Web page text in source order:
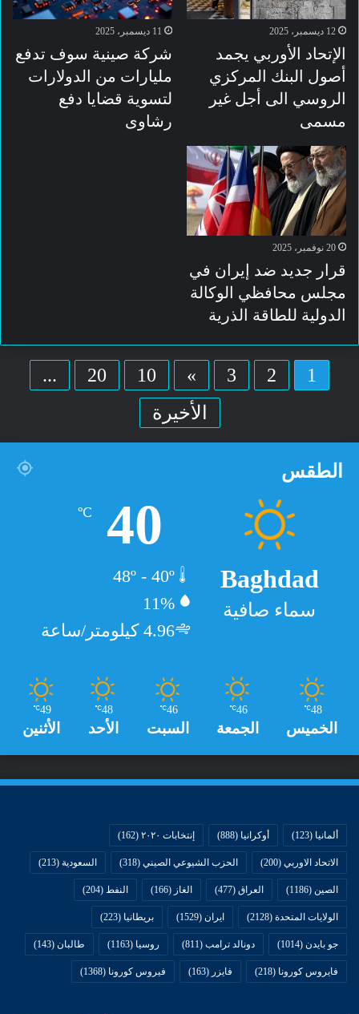
12 ديسمبر، 2025
الإتحاد الأوربي يجمد
أصول البنك المركزي
الروسي الى أجل غير
مسمى
11 ديسمبر، 2025
شركة صينية سوف تدفع
مليارات من الدولارات
لتسوية قضايا دفع
رشاوى
20 نوفمبر، 2025
قرار جديد ضد إيران في
مجلس محافظي الوكالة
الدولية للطاقة الذرية
1
2
3
»
10
20
...
الأخيرة
الطقس
Baghdad
سماء صافية
40
℃
48º - 40º
11%
4.96 كيلومتر/ساعة
48
℃
الخميس
46
℃
الجمعة
46
℃
السبت
48
℃
الأحد
49
℃
الأثنين
ألمانيا (123) أوكرانيا (888) إنتخابات ٢٠٢٠ (162)
الاتحاد الاوربي (200) الحزب الشيوعي الصيني (318) السعودية (213)
الصين (1186) العراق (477) الغاز (166) النفط (204)
الولايات المتحدة (2128) ايران (1529) بريطانيا (223)
جو بايدن (1014) دونالد ترامب (811) روسيا (1163) طالبان (143)
فايروس كورونا (218) فايزر (163) فيروس كورونا (1368)